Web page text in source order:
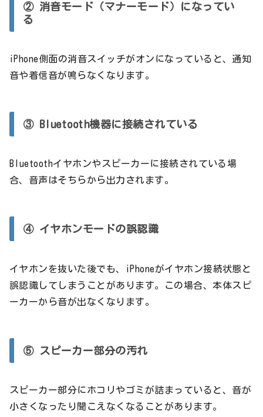
② 消音モード（マナーモード）になってい
る
iPhone側面の消音スイッチがオンになっていると、通知
音や着信音が鳴らなくなります。
③ Bluetooth機器に接続されている
Bluetoothイヤホンやスピーカーに接続されている場
合、音声はそちらから出力されます。
④ イヤホンモードの誤認識
イヤホンを抜いた後でも、iPhoneがイヤホン接続状態と
誤認識してしまうことがあります。この場合、本体スピ
ーカーから音が出なくなります。
⑤ スピーカー部分の汚れ
スピーカー部分にホコリやゴミが詰まっていると、音が
小さくなったり聞こえなくなることがあります。